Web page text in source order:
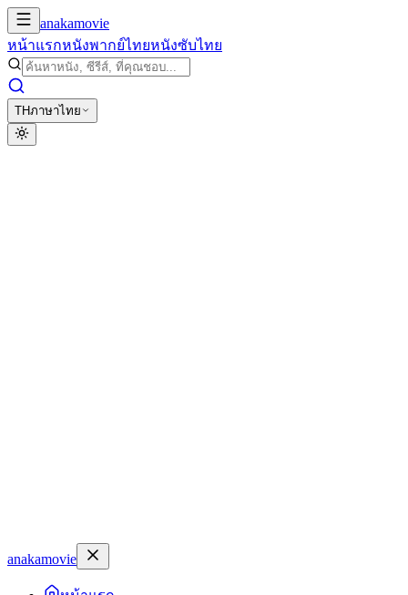
anakamovie
หน้าแรกหนังพากย์ไทยหนังซับไทย
THภาษาไทย
anakamovie